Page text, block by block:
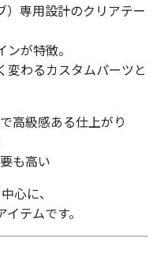
）専用設計のクリアテー
が特徴。
変わるカスタムパーツと
高級感ある仕上がり
も高い
心に、
テムです。